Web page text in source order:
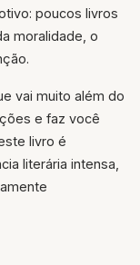
poucos livros
moralidade, o
vai muito além do
e faz você
livro é
literária intensa,